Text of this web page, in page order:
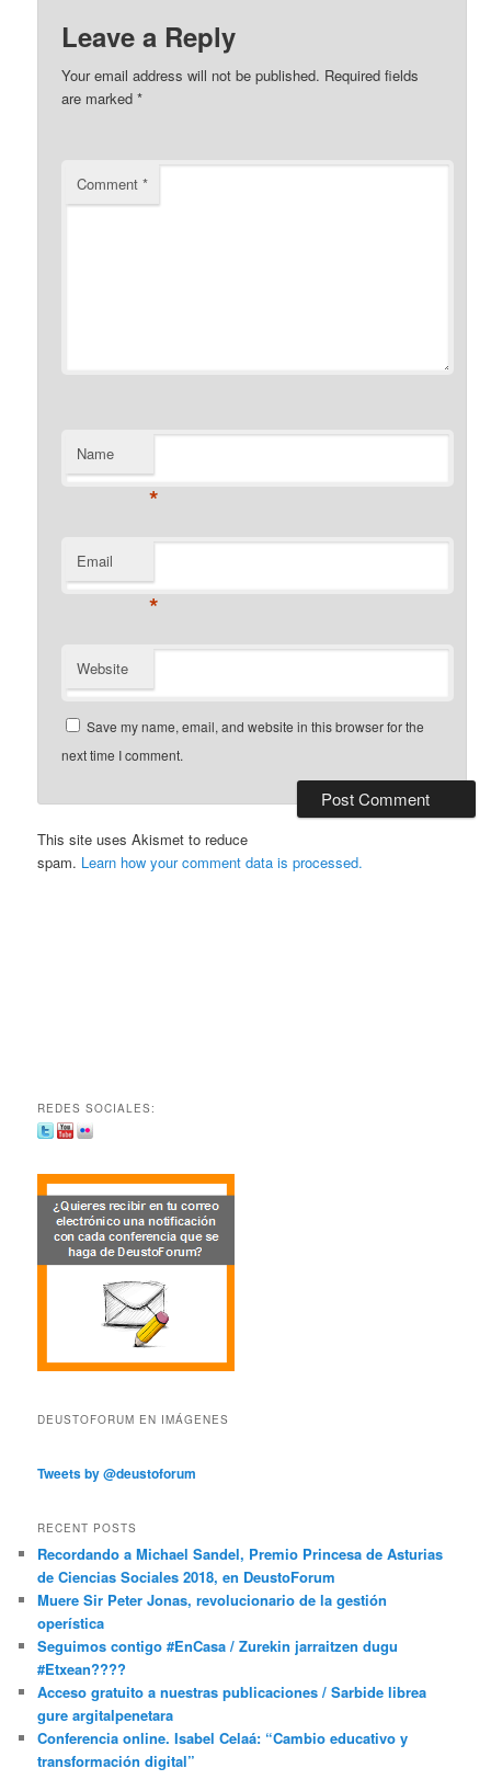
Leave a Reply
Your email address will not be published. Required fields
are marked*
Comment*
Name
*
Email
*
Website
Save my name, email, and website in this browser for the
next time I comment.
This site uses Akismet to reduce
spam. Learn how your comment data is processed.
REDES SOCIALES:
DEUSTOFORUM EN IMÁGENES
Tweets by @deustoforum
RECENT POSTS
Recordando a Michael Sandel, Premio Princesa de Asturias
de Ciencias Sociales 2018, en DeustoForum
Muere Sir Peter Jonas, revolucionario de la gestión
operística
Seguimos contigo #EnCasa / Zurekin jarraitzen dugu
#Etxean????
Acceso gratuito a nuestras publicaciones / Sarbide librea
gure argitalpenetara
Conferencia online. Isabel Celaá: “Cambio educativo y
transformación digital”